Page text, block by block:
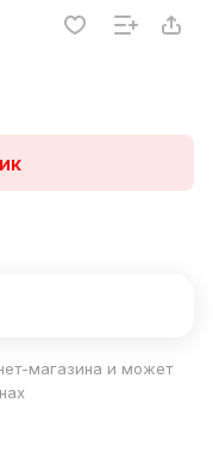
магазина и может